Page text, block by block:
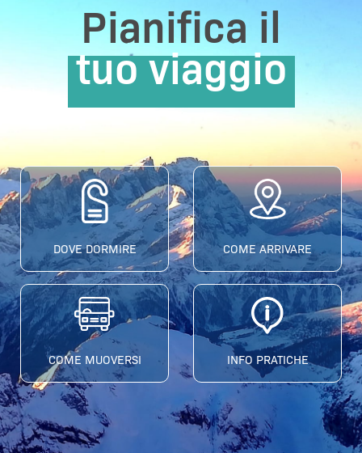
Pianifica il
tuo viaggio
DOVE DORMIRE COME ARRIVARE
COME MUOVERSI INFO PRATICHE